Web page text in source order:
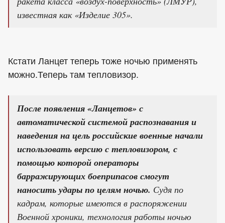
известная как «Изделие 305».
Кстати Ланцет теперь тоже ночью применять
можно.Теперь там тепловизор.
После появления «Ланцетов» с
автоматической системой распознавания и
наведения на цель российские военные начали
использовать версию с тепловизором, с
помощью которой операторы
барражирующих боеприпасов смогут
наносить удары по целям ночью. Судя по
кадрам, которые имеются в распоряжении
Военной хроники, технология работы ночью